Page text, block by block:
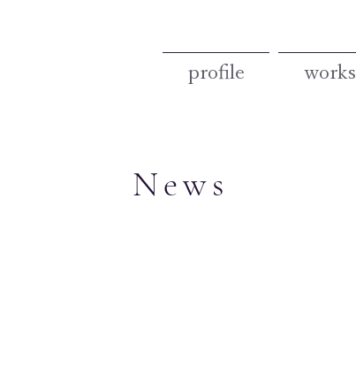
profile works
News